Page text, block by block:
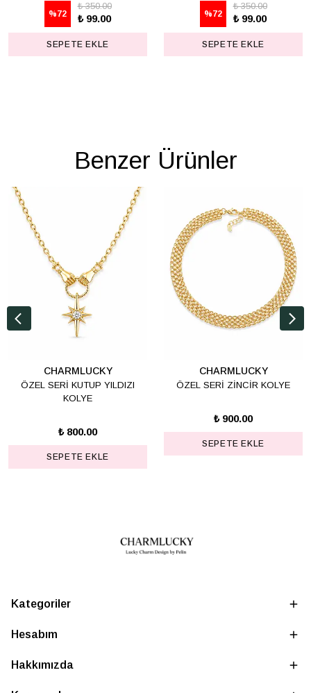
%72
₺ 350.00
₺ 99.00
SEPETE EKLE
%72
₺ 350.00
₺ 99.00
SEPETE EKLE
Benzer Ürünler
CHARMLUCKY
ÖZEL SERİ KUTUP YILDIZI
KOLYE
₺ 800.00
SEPETE EKLE
CHARMLUCKY
ÖZEL SERİ ZİNCİR KOLYE
₺ 900.00
SEPETE EKLE
Kategoriler
Hesabım
Hakkımızda